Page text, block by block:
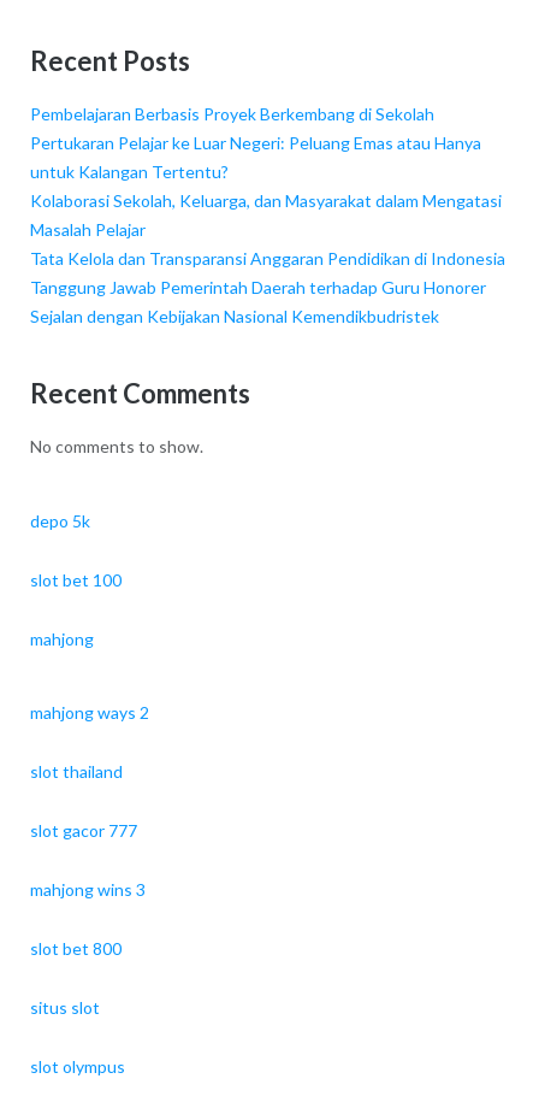
Recent Posts
Pembelajaran Berbasis Proyek Berkembang di Sekolah
Pertukaran Pelajar ke Luar Negeri: Peluang Emas atau Hanya
untuk Kalangan Tertentu?
Kolaborasi Sekolah, Keluarga, dan Masyarakat dalam Mengatasi
Masalah Pelajar
Tata Kelola dan Transparansi Anggaran Pendidikan di Indonesia
Tanggung Jawab Pemerintah Daerah terhadap Guru Honorer
Sejalan dengan Kebijakan Nasional Kemendikbudristek
Recent Comments
No comments to show.
depo 5k
slot bet 100
mahjong
mahjong ways 2
slot thailand
slot gacor 777
mahjong wins 3
slot bet 800
situs slot
slot olympus